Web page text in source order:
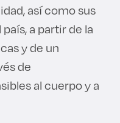
así como sus
a partir de la
y de un
de
al cuerpo y a